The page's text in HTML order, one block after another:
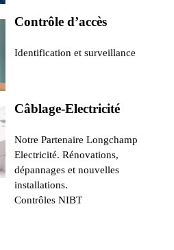
Contrôle d’accès
Identification et surveillance
Câblage-Electricité
Notre Partenaire Longchamp
Electricité. Rénovations,
dépannages et nouvelles
installations.
Contrôles NIBT